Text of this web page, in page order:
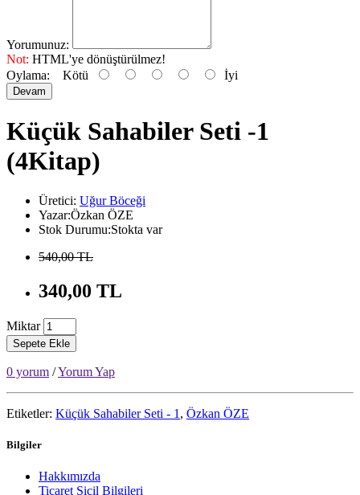
Yorumunuz:
Not: HTML'ye dönüştürülmez!
Oylama: Kötü İyi
Devam
Küçük Sahabiler Seti -1
(4Kitap)
Üretici: Uğur Böceği
Yazar:Özkan ÖZE
Stok Durumu:Stokta var
540,00 TL
340,00 TL
Miktar
Sepete Ekle
0 yorum /Yorum Yap
Etiketler: Küçük Sahabiler Seti - 1 , Özkan ÖZE
Bilgiler
Hakkımızda
Ticaret Sicil Bilgileri